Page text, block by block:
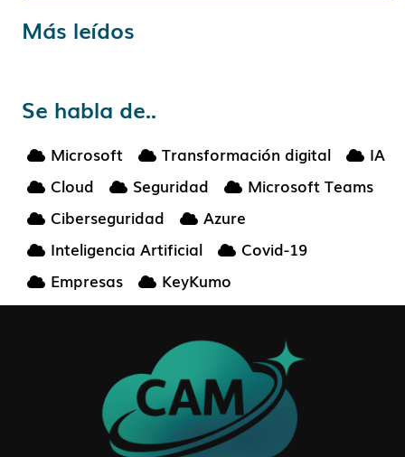
Más leídos
Se habla de..
Microsoft Transformación digital
IA
Cloud
Seguridad
Microsoft Teams
Ciberseguridad
Azure
Inteligencia Artificial
Covid-19
Empresas
KeyKumo